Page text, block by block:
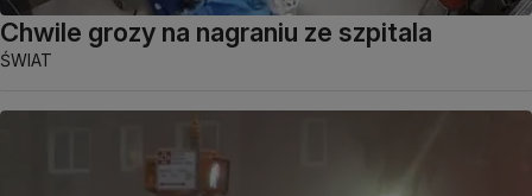
Chwile grozy na nagraniu ze szpitala
ŚWIAT